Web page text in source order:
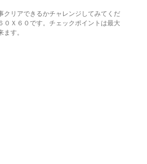
リアできるかチャレンジしてみてくだ
０Ｘ６０です。チェックポイントは最大
す。